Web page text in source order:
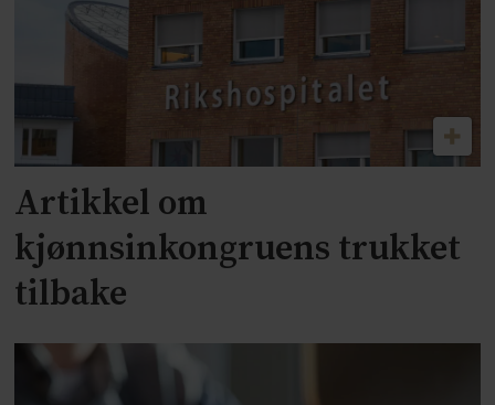
Artikkel om
kjønnsinkongruens trukket
tilbake